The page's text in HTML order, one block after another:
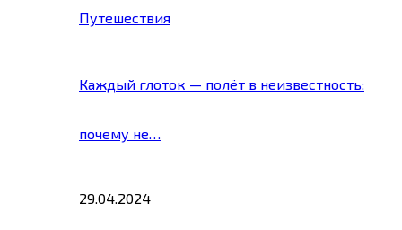
Путешествия
Каждый глоток — полёт в неизвестность:
почему не…
29.04.2024